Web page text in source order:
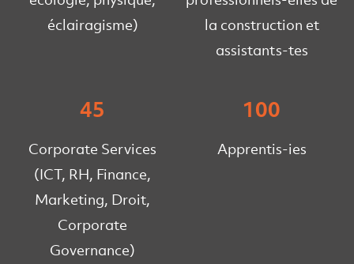
éclairagisme)
la construction et
assistants-tes
45
Corporate Services
(ICT, RH, Finance,
Marketing, Droit,
Corporate
Governance)
100
Apprentis-ies